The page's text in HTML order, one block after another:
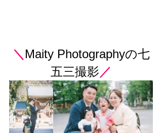
＼ Maity Photographyの七
五三撮影／